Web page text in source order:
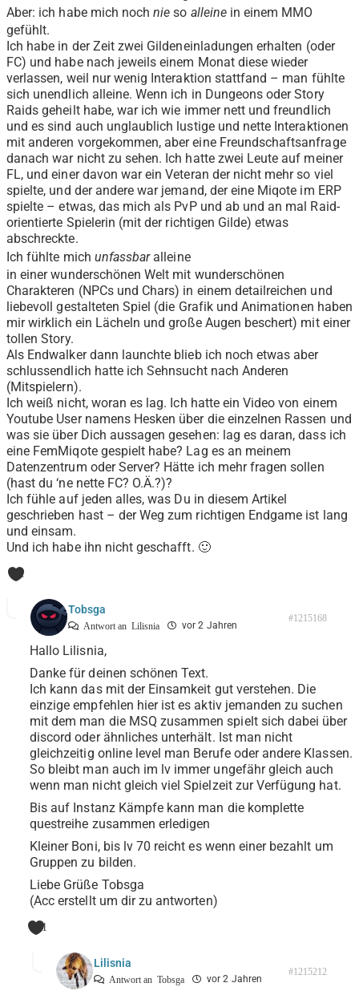
Aber: ich habe mich nochnie so alleinein einem MMO
gefühlt.
Ich habe in der Zeit zwei Gildeneinladungen erhalten (oder
FC) und habe nach jeweils einem Monat diese wieder
verlassen, weil nur wenig Interaktion stattfand – man fühlte
sich unendlich alleine. Wenn ich in Dungeons oder Story
Raids geheilt habe, war ich wie immer nett und freundlich
und es sind auch unglaublich lustige und nette Interaktionen
mit anderen vorgekommen, aber eine Freundschaftsanfrage
danach war nicht zu sehen. Ich hatte zwei Leute auf meiner
FL, und einer davon war ein Veteran der nicht mehr so viel
spielte, und der andere war jemand, der eine Miqote im ERP
spielte – etwas, das mich als PvP und ab und an mal Raid-
orientierte Spielerin (mit der richtigen Gilde) etwas
abschreckte.
Ich fühlte mich unfassbaralleine
in einer wunderschönen Welt mit wunderschönen
Charakteren (NPCs und Chars) in einem detailreichen und
liebevoll gestalteten Spiel (die Grafik und Animationen haben
mir wirklich ein Lächeln und große Augen beschert) mit einer
tollen Story.
Als Endwalker dann launchte blieb ich noch etwas aber
schlussendlich hatte ich Sehnsucht nach Anderen
(Mitspielern).
Ich weiß nicht, woran es lag. Ich hatte ein Video von einem
Youtube User namens Hesken über die einzelnen Rassen und
was sie über Dich aussagen gesehen: lag es daran, dass ich
eine FemMiqote gespielt habe? Lag es an meinem
Datenzentrum oder Server? Hätte ich mehr fragen sollen
(hast du ‘ne nette FC? O.Ä.?)?
Ich fühle auf jeden alles, was Du in diesem Artikel
geschrieben hast – der Weg zum richtigen Endgame ist lang
und einsam.
Und ich habe ihn nicht geschafft. 🙂
1
Tobsga
Antwort an Lilisnia vor 2 Jahren
#1215168
Hallo Lilisnia,
Danke für deinen schönen Text.
Ich kann das mit der Einsamkeit gut verstehen. Die
einzige empfehlen hier ist es aktiv jemanden zu suchen
mit dem man die MSQ zusammen spielt sich dabei über
discord oder ähnliches unterhält. Ist man nicht
gleichzeitig online level man Berufe oder andere Klassen.
So bleibt man auch im lv immer ungefähr gleich auch
wenn man nicht gleich viel Spielzeit zur Verfügung hat.
Bis auf Instanz Kämpfe kann man die komplette
questreihe zusammen erledigen
Kleiner Boni, bis lv 70 reicht es wenn einer bezahlt um
Gruppen zu bilden.
Liebe Grüße Tobsga
(Acc erstellt um dir zu antworten)
1
Lilisnia
Antwort an Tobsga vor 2 Jahren
#1215212